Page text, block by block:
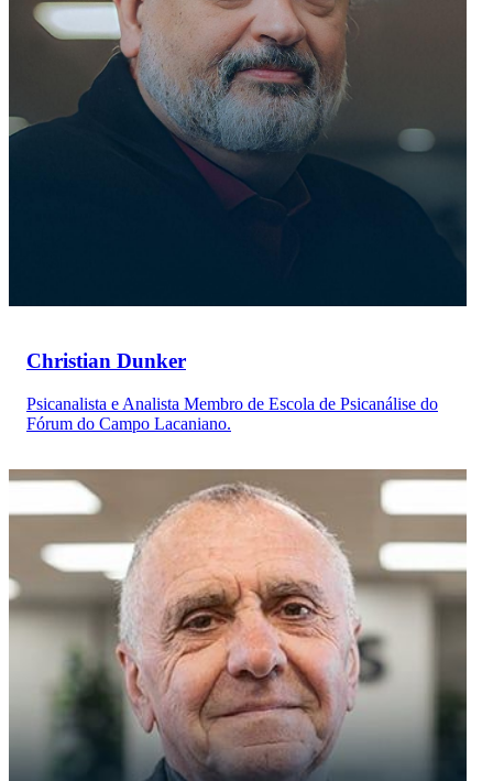
Christian Dunker
Psicanalista e Analista Membro de Escola de Psicanálise do
Fórum do Campo Lacaniano.